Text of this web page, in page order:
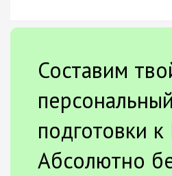
Составим
подготовки к
Абсолютно